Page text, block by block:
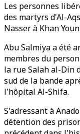
Les personnes
des martyrs d'Al-
Nasser à Khan
Abu Salmiya a été
membres du
la rue Salah al-Din
sud de la bande
l'hôpital Al-Shifa.
S'adressant à
détention des